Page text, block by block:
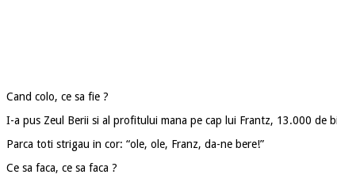
Cand colo, ce sa fie ?
I-a pus Zeul Berii si al profitului mana pe cap lui Frantz, 13.000 de
Parca toti strigau in cor: “ole, ole, Franz, da-ne bere!”
Ce sa faca, ce sa faca ?